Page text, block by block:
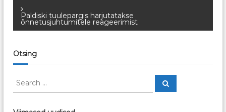
a
v
i
g
Paldiski tuulepargis harjutatakse
õnnetusjuhtumitele reageerimist
Otsing
S
S
e